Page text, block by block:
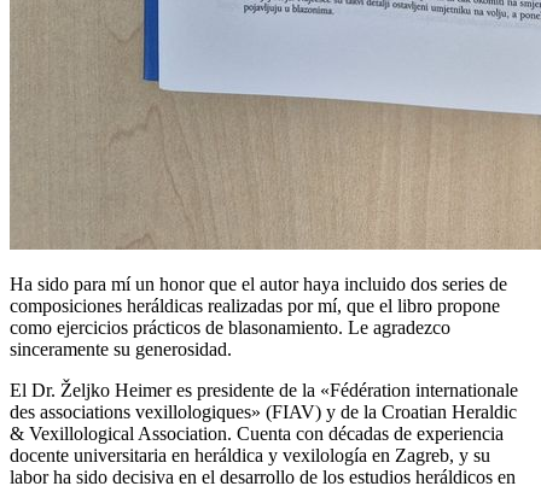
Ha sido para mí un honor que el autor haya incluido dos series de
composiciones heráldicas realizadas por mí, que el libro propone
como ejercicios prácticos de blasonamiento. Le agradezco
sinceramente su generosidad.
El Dr. Željko Heimer es presidente de la «Fédération internationale
des associations vexillologiques» (FIAV) y de la Croatian Heraldic
& Vexillological Association. Cuenta con décadas de experiencia
docente universitaria en heráldica y vexilología en Zagreb, y su
labor ha sido decisiva en el desarrollo de los estudios heráldicos en